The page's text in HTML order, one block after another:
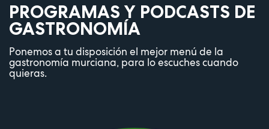
PROGRAMAS Y PODCASTS DE
GASTRONOMÍA
Ponemos a tu disposición el mejor menú de la
gastronomía murciana, para lo escuches cuando
quieras.